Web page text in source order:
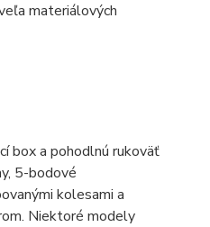
materiálových
box a pohodlnú rukoväť
5-bodové
kolesami a
Niektoré modely